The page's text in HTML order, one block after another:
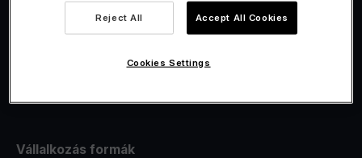
Vállalkozás formák
Reject All Accept All Cookies
Cookies Settings